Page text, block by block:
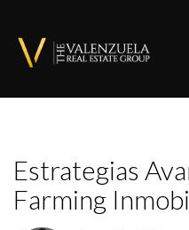
Estrategias
Farming